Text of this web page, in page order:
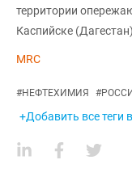
территории
Каспийске
MRC
#НЕФТЕХИМИЯ #
+Добавить все теги